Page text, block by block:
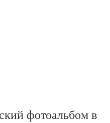
фотоальбом в